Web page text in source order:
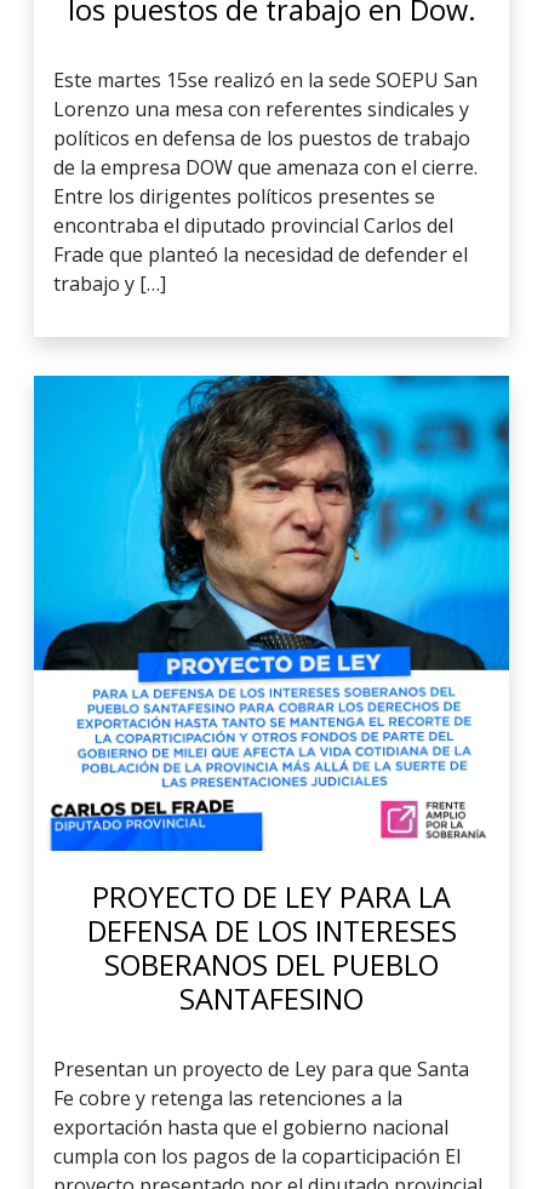
los puestos de trabajo en Dow.
Este martes 15se realizó en la sede SOEPU San
Lorenzo una mesa con referentes sindicales y
políticos en defensa de los puestos de trabajo
de la empresa DOW que amenaza con el cierre.
Entre los dirigentes políticos presentes se
encontraba el diputado provincial Carlos del
Frade que planteó la necesidad de defender el
trabajo y […]
PROYECTO DE LEY PARA LA
DEFENSA DE LOS INTERESES
SOBERANOS DEL PUEBLO
SANTAFESINO
Presentan un proyecto de Ley para que Santa
Fe cobre y retenga las retenciones a la
exportación hasta que el gobierno nacional
cumpla con los pagos de la coparticipación El